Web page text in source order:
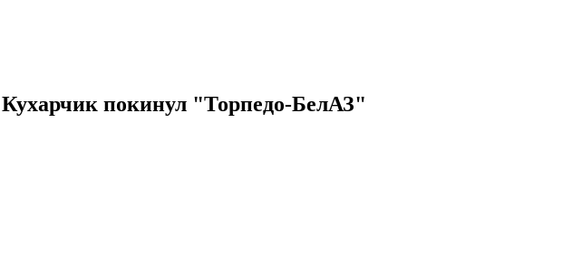
покинул "Торпедо-БелАЗ"